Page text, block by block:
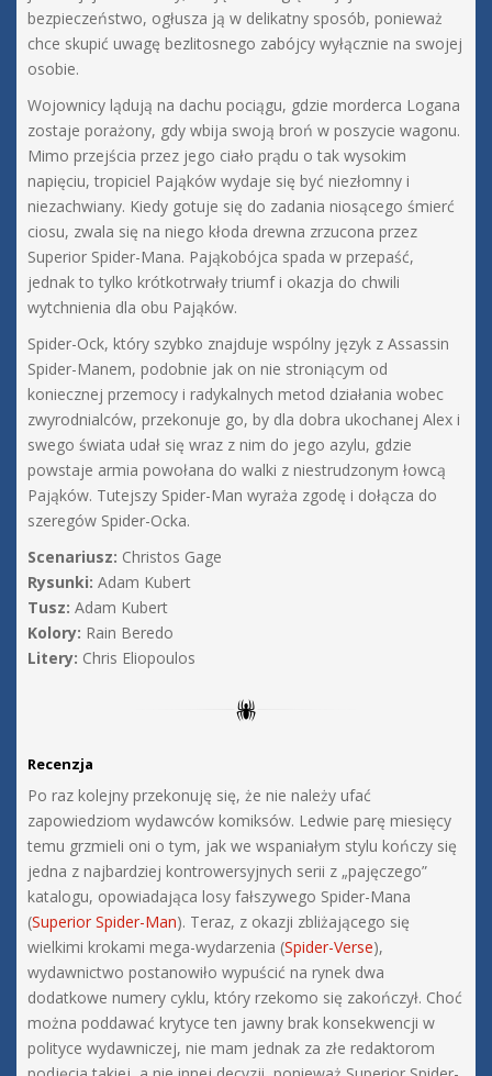
bezpieczeństwo, ogłusza ją w delikatny sposób, ponieważ
chce skupić uwagę bezlitosnego zabójcy wyłącznie na swojej
osobie.
Wojownicy lądują na dachu pociągu, gdzie morderca Logana
zostaje porażony, gdy wbija swoją broń w poszycie wagonu.
Mimo przejścia przez jego ciało prądu o tak wysokim
napięciu, tropiciel Pająków wydaje się być niezłomny i
niezachwiany. Kiedy gotuje się do zadania niosącego śmierć
ciosu, zwala się na niego kłoda drewna zrzucona przez
Superior Spider-Mana. Pająkobójca spada w przepaść,
jednak to tylko krótkotrwały triumf i okazja do chwili
wytchnienia dla obu Pająków.
Spider-Ock, który szybko znajduje wspólny język z Assassin
Spider-Manem, podobnie jak on nie stroniącym od
koniecznej przemocy i radykalnych metod działania wobec
zwyrodnialców, przekonuje go, by dla dobra ukochanej Alex i
swego świata udał się wraz z nim do jego azylu, gdzie
powstaje armia powołana do walki z niestrudzonym łowcą
Pająków. Tutejszy Spider-Man wyraża zgodę i dołącza do
szeregów Spider-Ocka.
Scenariusz: Christos Gage
Rysunki: Adam Kubert
Tusz: Adam Kubert
Kolory: Rain Beredo
Litery: Chris Eliopoulos
Recenzja
Po raz kolejny przekonuję się, że nie należy ufać
zapowiedziom wydawców komiksów. Ledwie parę miesięcy
temu grzmieli oni o tym, jak we wspaniałym stylu kończy się
jedna z najbardziej kontrowersyjnych serii z „pajęczego”
katalogu, opowiadająca losy fałszywego Spider-Mana
(Superior Spider-Man). Teraz, z okazji zbliżającego się
wielkimi krokami mega-wydarzenia (Spider-Verse),
wydawnictwo postanowiło wypuścić na rynek dwa
dodatkowe numery cyklu, który rzekomo się zakończył. Choć
można poddawać krytyce ten jawny brak konsekwencji w
polityce wydawniczej, nie mam jednak za złe redaktorom